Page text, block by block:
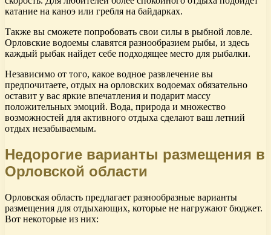
катание на каноэ или гребля на байдарках.
Также вы сможете попробовать свои силы в рыбной ловле.
Орловские водоемы славятся разнообразием рыбы, и здесь
каждый рыбак найдет себе подходящее место для рыбалки.
Независимо от того, какое водное развлечение вы
предпочитаете, отдых на орловских водоемах обязательно
оставит у вас яркие впечатления и подарит массу
положительных эмоций. Вода, природа и множество
возможностей для активного отдыха сделают ваш летний
отдых незабываемым.
Недорогие варианты размещения в
Орловской области
Орловская область предлагает разнообразные варианты
размещения для отдыхающих, которые не нагружают бюджет.
Вот некоторые из них: